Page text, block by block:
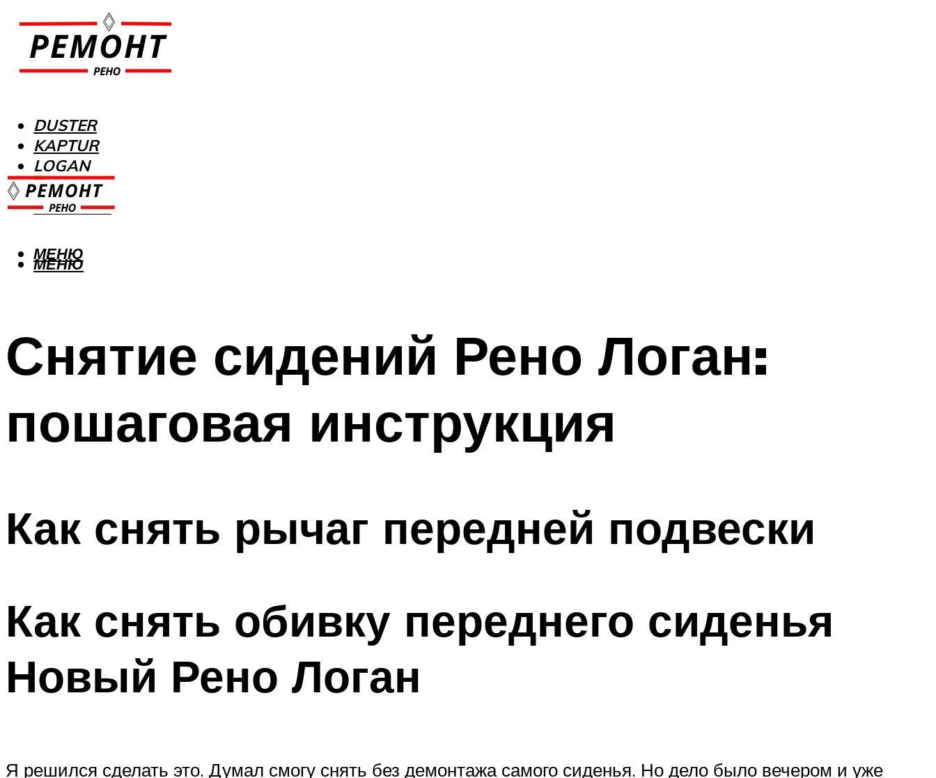
DUSTER
KAPTUR
LOGAN
MEGANE
SANDERO
МЕНЮ
МЕНЮ
Снятие сидений Рено Логан:
пошаговая инструкция
Как снять рычаг передней подвески
Как снять обивку переднего сиденья
Новый Рено Логан
Я решился сделать это. Думал смогу снять без демонтажа самого сиденья. Но дело было вечером и уже